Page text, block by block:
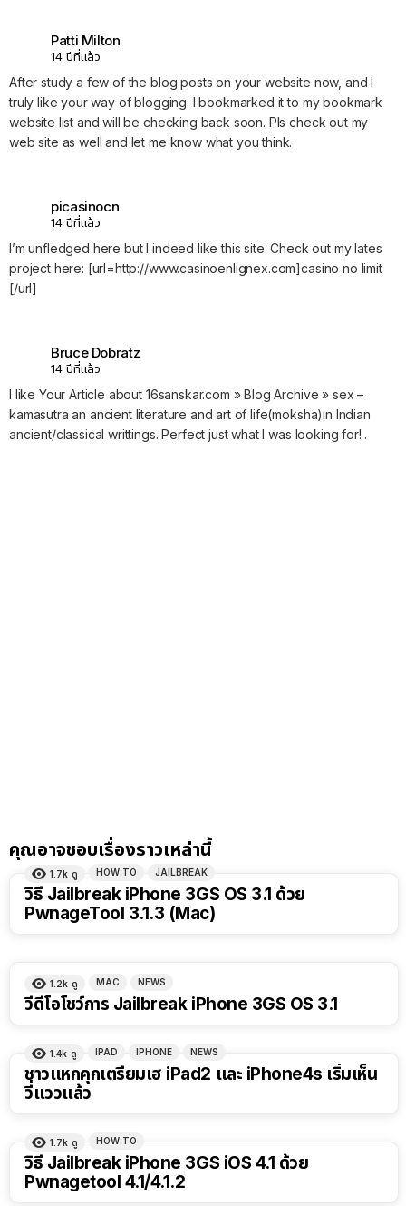
Patti Milton
14 ปีที่แล้ว
After study a few of the blog posts on your website now, and I
truly like your way of blogging. I bookmarked it to my bookmark
website list and will be checking back soon. Pls check out my
web site as well and let me know what you think.
picasinocn
14 ปีที่แล้ว
I’m unfledged here but I indeed like this site. Check out my lates
project here: [url=http://www.casinoenlignex.com]casino no limit
[/url]
Bruce Dobratz
14 ปีที่แล้ว
I like Your Article about 16sanskar.com » Blog Archive » sex –
kamasutra an ancient literature and art of life(moksha)in Indian
ancient/classical writtings. Perfect just what I was looking for! .
คุณอาจชอบเรื่องราวเหล่านี้
1.7k ดู HOW TO JAILBREAK
วิธี Jailbreak iPhone 3GS OS 3.1 ด้วย
PwnageTool 3.1.3 (Mac)
1.2k ดู MAC NEWS
วีดีโอโชว์การ Jailbreak iPhone 3GS OS 3.1
1.4k ดู IPAD IPHONE NEWS
ชาวแหกคุกเตรียมเฮ iPad2 และ iPhone4s เริ่มเห็น
วี่แววแล้ว
1.7k ดู HOW TO
วิธี Jailbreak iPhone 3GS iOS 4.1 ด้วย
Pwnagetool 4.1/4.1.2